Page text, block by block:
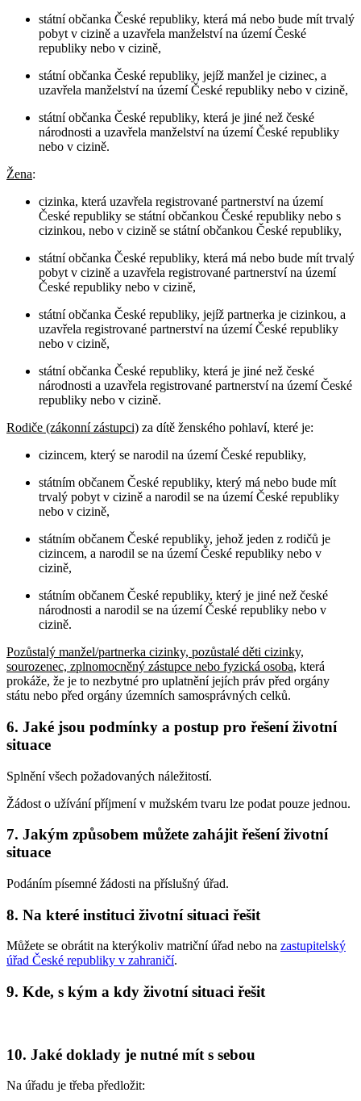
státní občanka České republiky, která má nebo bude mít trvalý
pobyt v cizině a uzavřela manželství na území České
republiky nebo v cizině,
státní občanka České republiky, jejíž manžel je cizinec, a
uzavřela manželství na území České republiky nebo v cizině,
státní občanka České republiky, která je jiné než české
národnosti a uzavřela manželství na území České republiky
nebo v cizině.
Žena:
cizinka, která uzavřela registrované partnerství na území
České republiky se státní občankou České republiky nebo s
cizinkou, nebo v cizině se státní občankou České republiky,
státní občanka České republiky, která má nebo bude mít trvalý
pobyt v cizině a uzavřela registrované partnerství na území
České republiky nebo v cizině,
státní občanka České republiky, jejíž partnerka je cizinkou, a
uzavřela registrované partnerství na území České republiky
nebo v cizině,
státní občanka České republiky, která je jiné než české
národnosti a uzavřela registrované partnerství na území České
republiky nebo v cizině.
Rodiče (zákonní zástupci) za dítě ženského pohlaví, které je:
cizincem, který se narodil na území České republiky,
státním občanem České republiky, který má nebo bude mít
trvalý pobyt v cizině a narodil se na území České republiky
nebo v cizině,
státním občanem České republiky, jehož jeden z rodičů je
cizincem, a narodil se na území České republiky nebo v
cizině,
státním občanem České republiky, který je jiné než české
národnosti a narodil se na území České republiky nebo v
cizině.
Pozůstalý manžel/partnerka cizinky, pozůstalé děti cizinky,
sourozenec, zplnomocněný zástupce nebo fyzická osoba, která
prokáže, že je to nezbytné pro uplatnění jejích práv před orgány
státu nebo před orgány územních samosprávných celků.
6. Jaké jsou podmínky a postup pro řešení životní
situace
Splnění všech požadovaných náležitostí.
Žádost o užívání příjmení v mužském tvaru lze podat pouze jednou.
7. Jakým způsobem můžete zahájit řešení životní
situace
Podáním písemné žádosti na příslušný úřad.
8. Na které instituci životní situaci řešit
Můžete se obrátit na kterýkoliv matriční úřad nebo na zastupitelský
úřad České republiky v zahraničí.
9. Kde, s kým a kdy životní situaci řešit
10. Jaké doklady je nutné mít s sebou
Na úřadu je třeba předložit: